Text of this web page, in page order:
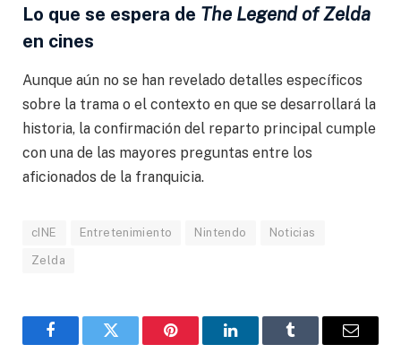
Lo que se espera de The Legend of Zelda
en cines
Aunque aún no se han revelado detalles específicos
sobre la trama o el contexto en que se desarrollará la
historia, la confirmación del reparto principal cumple
con una de las mayores preguntas entre los
aficionados de la franquicia.
cINE Entretenimiento Nintendo Noticias
Zelda
FacebookGorjeo Pinterest LinkedInTumblr
Correo